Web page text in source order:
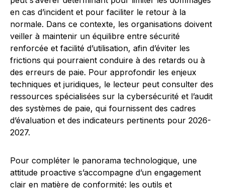
en cas d’incident et pour faciliter le retour à la
normale. Dans ce contexte, les organisations doivent
veiller à maintenir un équilibre entre sécurité
renforcée et facilité d’utilisation, afin d’éviter les
frictions qui pourraient conduire à des retards ou à
des erreurs de paie. Pour approfondir les enjeux
techniques et juridiques, le lecteur peut consulter des
ressources spécialisées sur la cybersécurité et l’audit
des systèmes de paie, qui fournissent des cadres
d’évaluation et des indicateurs pertinents pour 2026-
2027.
Pour compléter le panorama technologique, une
attitude proactive s’accompagne d’un engagement
clair en matière de conformité: les outils et